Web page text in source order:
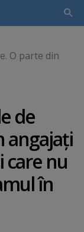
O parte din
de
angajaţi
care nu
în